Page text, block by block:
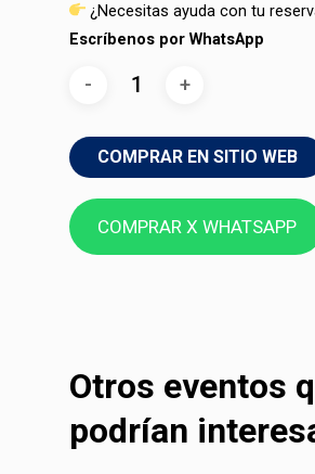
¿Necesitas ayuda con tu
Escríbenos por WhatsApp
COMPRAR EN SITIO WEB
COMPRAR X WHATSAPP
Otros eventos
podrían